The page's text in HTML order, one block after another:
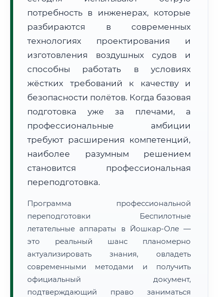
Расчет логистики оригиналов:
~2 171 км
• Экспресс-доставка СДЭК / Почтой: 3–5 рабочих дней
🔍Нажмите на документ для увеличения и просмотра
потребность в инженерах, которые
разбираются в современных
технологиях проектирования и
изготовления воздушных судов и
способны работать в условиях
жёстких требований к качеству и
безопасности полётов. Когда базовая
подготовка уже за плечами, а
профессиональные амбиции
требуют расширения компетенций,
наиболее разумным решением
становится профессиональная
переподготовка.
Программа профессиональной
переподготовки Беспилотные
летательные аппараты в Йошкар-Оле —
это реальный шанс планомерно
актуализировать знания, овладеть
современными методами и получить
официальный документ,
подтверждающий право заниматься